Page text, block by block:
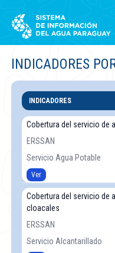
INDICADORES
INDICADORES
Cobertura del servicio de
ERSSAN
Servicio Agua Potable
Ver
Cobertura del servicio de
cloacales
ERSSAN
Servicio Alcantarillado